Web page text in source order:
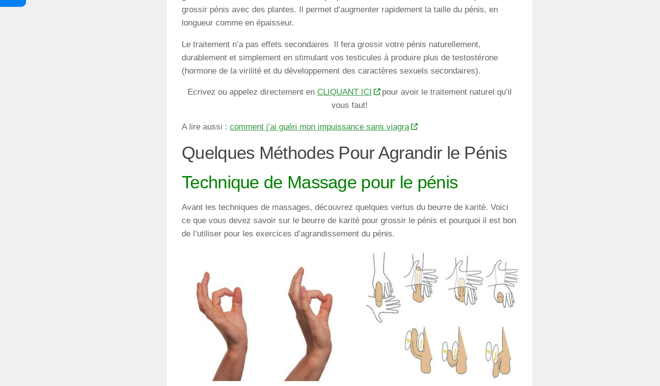
grossir pénis avec des plantes. Il permet d’augmenter rapidement la taille du pénis, en
longueur comme en épaisseur.
Le traitement n’a pas effets secondaires Il fera grossir votre pénis naturellement,
durablement et simplement en stimulant vos testicules à produire plus de testostérone
(hormone de la virilité et du développement des caractères sexuels secondaires).
Ecrivez ou appelez directement en CLIQUANT ICI
pour avoir le traitement naturel qu’il
vous faut!
A lire aussi : comment j’ai guéri mon impuissance sans viagra
Quelques Méthodes Pour Agrandir le Pénis
Technique de Massage pour le pénis
Avant les techniques de massages, découvrez quelques vertus du beurre de karité. Voici
ce que vous devez savoir sur le beurre de karité pour grossir le pénis et pourquoi il est bon
de l’utiliser pour les exercices d’agrandissement du pénis.